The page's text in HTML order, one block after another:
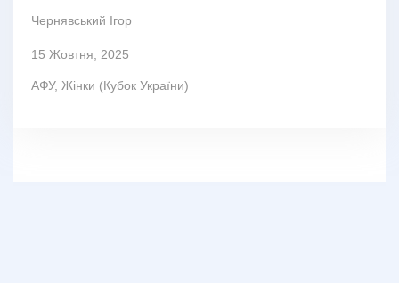
Чернявський Ігор
15 Жовтня, 2025
АФУ, Жінки (Кубок України)